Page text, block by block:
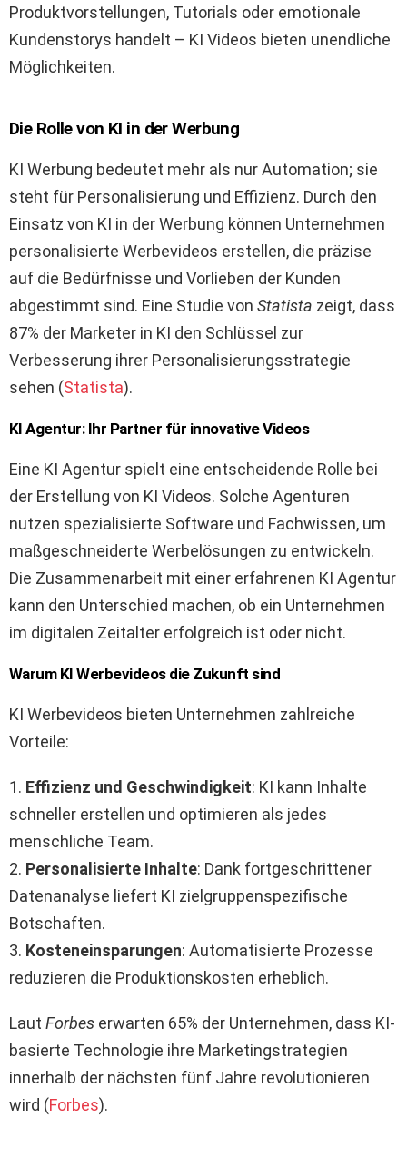
Produktvorstellungen, Tutorials oder emotionale
Kundenstorys handelt – KI Videos bieten unendliche
Möglichkeiten.
Die Rolle von KI in der Werbung
KI Werbung bedeutet mehr als nur Automation; sie
steht für Personalisierung und Effizienz. Durch den
Einsatz von KI in der Werbung können Unternehmen
personalisierte Werbevideos erstellen, die präzise
auf die Bedürfnisse und Vorlieben der Kunden
abgestimmt sind. Eine Studie von Statista zeigt, dass
87% der Marketer in KI den Schlüssel zur
Verbesserung ihrer Personalisierungsstrategie
sehen (Statista).
KI Agentur: Ihr Partner für innovative Videos
Eine KI Agentur spielt eine entscheidende Rolle bei
der Erstellung von KI Videos. Solche Agenturen
nutzen spezialisierte Software und Fachwissen, um
maßgeschneiderte Werbelösungen zu entwickeln.
Die Zusammenarbeit mit einer erfahrenen KI Agentur
kann den Unterschied machen, ob ein Unternehmen
im digitalen Zeitalter erfolgreich ist oder nicht.
Warum KI Werbevideos die Zukunft sind
KI Werbevideos bieten Unternehmen zahlreiche
Vorteile:
1. Effizienz und Geschwindigkeit: KI kann Inhalte
schneller erstellen und optimieren als jedes
menschliche Team.
2. Personalisierte Inhalte: Dank fortgeschrittener
Datenanalyse liefert KI zielgruppenspezifische
Botschaften.
3. Kosteneinsparungen: Automatisierte Prozesse
reduzieren die Produktionskosten erheblich.
Laut Forbes erwarten 65% der Unternehmen, dass KI-
basierte Technologie ihre Marketingstrategien
innerhalb der nächsten fünf Jahre revolutionieren
wird (Forbes).